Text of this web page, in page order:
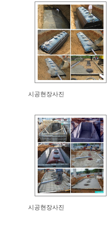
시공현장사진
시공현장사진